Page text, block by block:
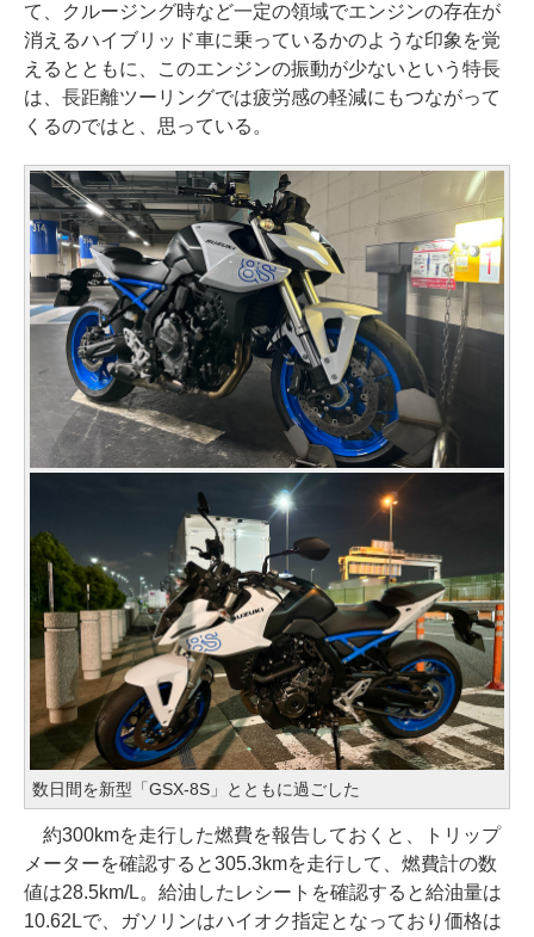
て、クルージング時など一定の領域でエンジンの存在が
消えるハイブリッド車に乗っているかのような印象を覚
えるとともに、このエンジンの振動が少ないという特長
は、長距離ツーリングでは疲労感の軽減にもつながって
くるのではと、思っている。
数日間を新型「GSX-8S」とともに過ごした
約300kmを走行した燃費を報告しておくと、トリップ
メーターを確認すると305.3kmを走行して、燃費計の数
値は28.5km/L。給油したレシートを確認すると給油量は
10.62Lで、ガソリンはハイオク指定となっており価格は